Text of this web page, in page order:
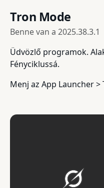
Tron Mode
Benne van a 2025.38.3.1
Üdvözlő programok.
Fényciklussá.
Menj az App Launcher